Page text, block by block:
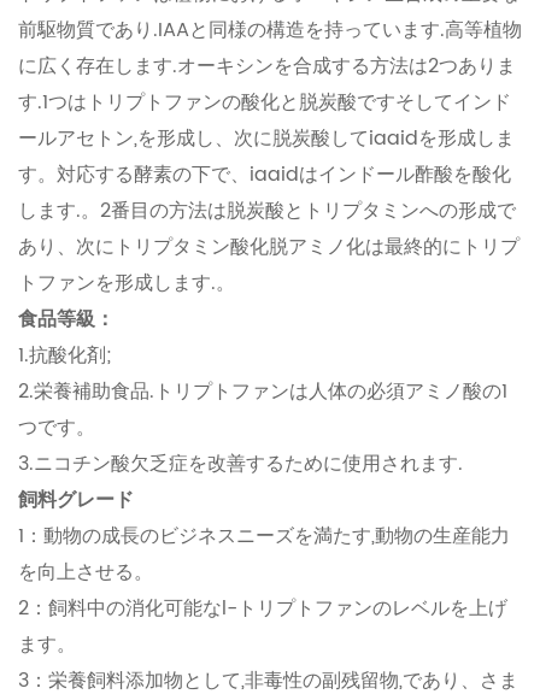
前駆物質であり.IAAと同様の構造を持っています.高等植物
に広く存在します.オーキシンを合成する方法は2つありま
す.1つはトリプトファンの酸化と脱炭酸ですそしてインド
ールアセトン,を形成し、次に脱炭酸してiaaidを形成しま
す。対応する酵素の下で、iaaidはインドール酢酸を酸化
します.。2番目の方法は脱炭酸とトリプタミンへの形成で
あり、次にトリプタミン酸化脱アミノ化は最終的にトリプ
トファンを形成します.。
食品等級：
1.抗酸化剤;
2.栄養補助食品.トリプトファンは人体の必須アミノ酸の1
つです。
3.ニコチン酸欠乏症を改善するために使用されます.
飼料グレード
1：動物の成長のビジネスニーズを満たす,動物の生産能力
を向上させる。
2：飼料中の消化可能なl-トリプトファンのレベルを上げ
ます。
3：栄養飼料添加物として,非毒性の副残留物,であり、さま